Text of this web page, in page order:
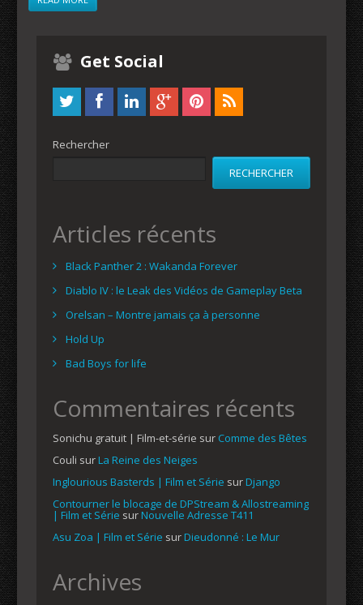
Get Social
Rechercher
RECHERCHER
Articles récents
Black Panther 2 : Wakanda Forever
Diablo IV : le Leak des Vidéos de Gameplay Beta
Orelsan – Montre jamais ça à personne
Hold Up
Bad Boys for life
Commentaires récents
Sonichu gratuit | Film-et-série sur Comme des Bêtes
Couli surLa Reine des Neiges
Inglourious Basterds | Film et Série surDjango
Contourner le blocage de DPStream & Allostreaming
| Film et Série surNouvelle Adresse T411
Asu Zoa | Film et Série surDieudonné : Le Mur
Archives